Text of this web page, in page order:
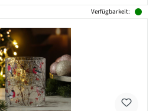
Verfügbarkeit: